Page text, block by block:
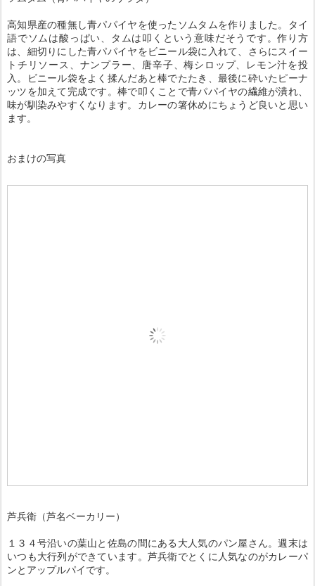
高知県産の種無し青パパイヤを使ったソムタムを作りました。タイ
語でソムは酸っぱい、タムは叩くという意味だそうです。作り方
は、細切りにした青パパイヤをビニール袋に入れて、さらにスイー
トチリソース、ナンプラー、唐辛子、梅シロップ、レモン汁を投
入。ビニール袋をよく揉んだあと棒でたたき、最後に砕いたピーナ
ッツを加えて完成です。棒で叩くことで青パパイヤの繊維が潰れ、
味が馴染みやすくなります。カレーの箸休めにちょうど良いと思い
ます。
おまけの写真
芦兵衛（芦名ベーカリー）
１３４号沿いの葉山と佐島の間にある大人気のパン屋さん。週末は
いつも大行列ができています。芦兵衛でとくに人気なのがカレーパ
ンとアップルパイです。